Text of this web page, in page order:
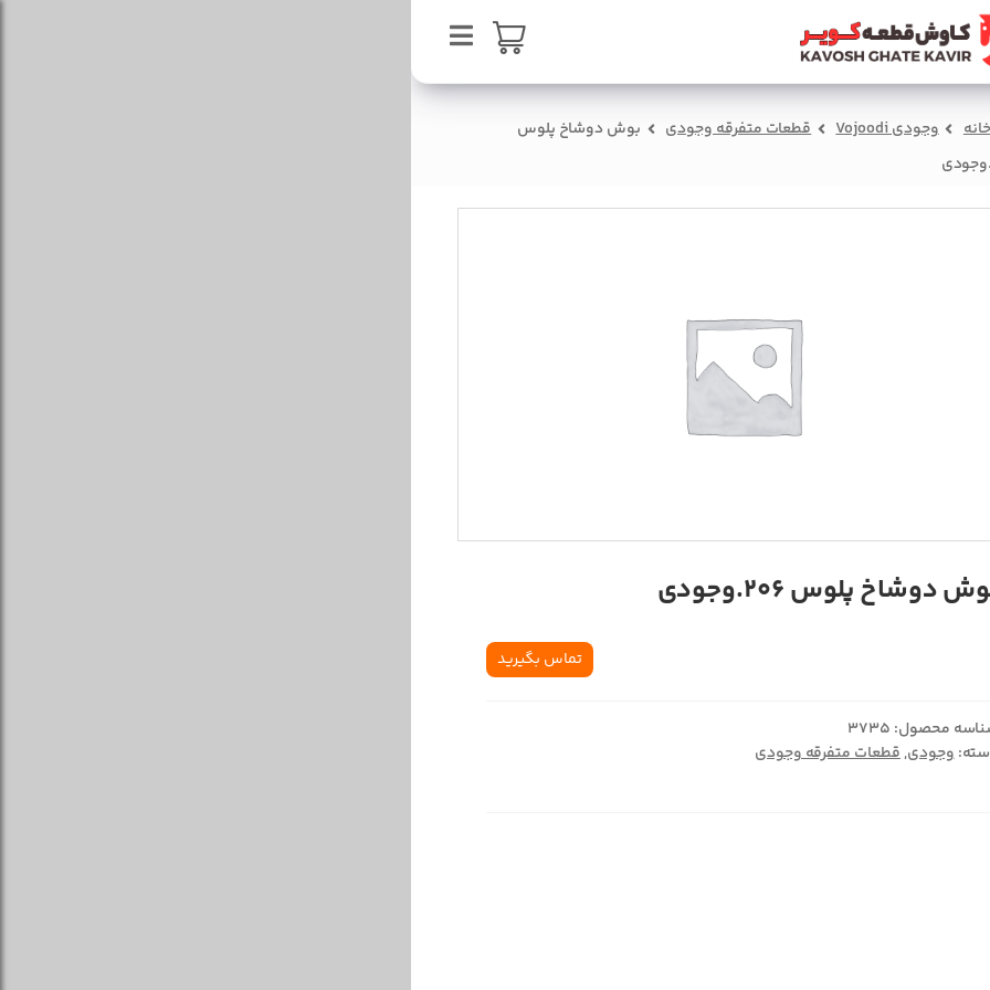
اصلی
سبد خرید درباره ما تماس با ما
خانه وجودی Vojoodi قطعات متفرقه وجودی
بوش دوشاخ پلوس
دوشاخ پلوس 206.وجودي
تماس بگیرید
محصول: 3735
وجودی,قطعات متفرقه وجودی